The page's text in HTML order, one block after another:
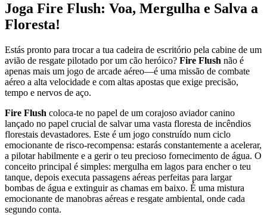
Joga Fire Flush: Voa, Mergulha e Salva a
Floresta!
Estás pronto para trocar a tua cadeira de escritório pela cabine de um
avião de resgate pilotado por um cão heróico? Fire Flush não é
apenas mais um jogo de arcade aéreo—é uma missão de combate
aéreo a alta velocidade e com altas apostas que exige precisão,
tempo e nervos de aço.
Fire Flush coloca-te no papel de um corajoso aviador canino
lançado no papel crucial de salvar uma vasta floresta de incêndios
florestais devastadores. Este é um jogo construído num ciclo
emocionante de risco-recompensa: estarás constantemente a acelerar,
a pilotar habilmente e a gerir o teu precioso fornecimento de água. O
conceito principal é simples: mergulha em lagos para encher o teu
tanque, depois executa passagens aéreas perfeitas para largar
bombas de água e extinguir as chamas em baixo. É uma mistura
emocionante de manobras aéreas e resgate ambiental, onde cada
segundo conta.